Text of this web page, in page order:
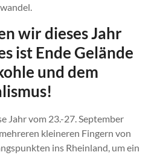
wir dieses Jahr
ist Ende Gelände
und dem
Jahr vom 23.-27. September
kleineren Fingern von
ins Rheinland, um ein